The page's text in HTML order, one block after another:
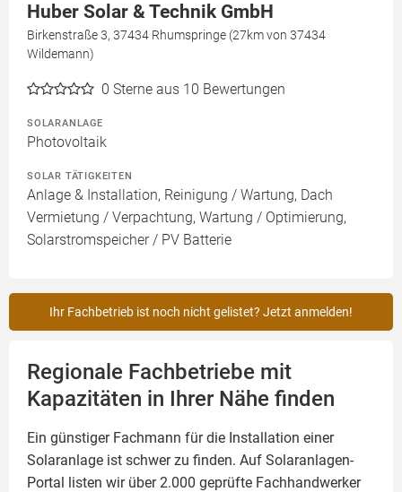
Huber Solar & Technik GmbH
Birkenstraße 3, 37434 Rhumspringe (27km von 37434
Wildemann)
0 Sterne aus 10 Bewertungen
SOLARANLAGE
Photovoltaik
SOLAR TÄTIGKEITEN
Anlage & Installation, Reinigung / Wartung, Dach
Vermietung / Verpachtung, Wartung / Optimierung,
Solarstromspeicher / PV Batterie
Ihr Fachbetrieb ist noch nicht gelistet? Jetzt anmelden!
Regionale Fachbetriebe mit
Kapazitäten in Ihrer Nähe finden
Ein günstiger Fachmann für die Installation einer
Solaranlage ist schwer zu finden. Auf Solaranlagen-
Portal listen wir über 2.000 geprüfte Fachhandwerker